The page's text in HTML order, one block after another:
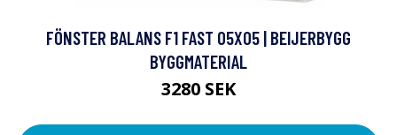
FÖNSTER BALANS F1 FAST 05X05 | BEIJERBYGG
BYGGMATERIAL
3280 SEK